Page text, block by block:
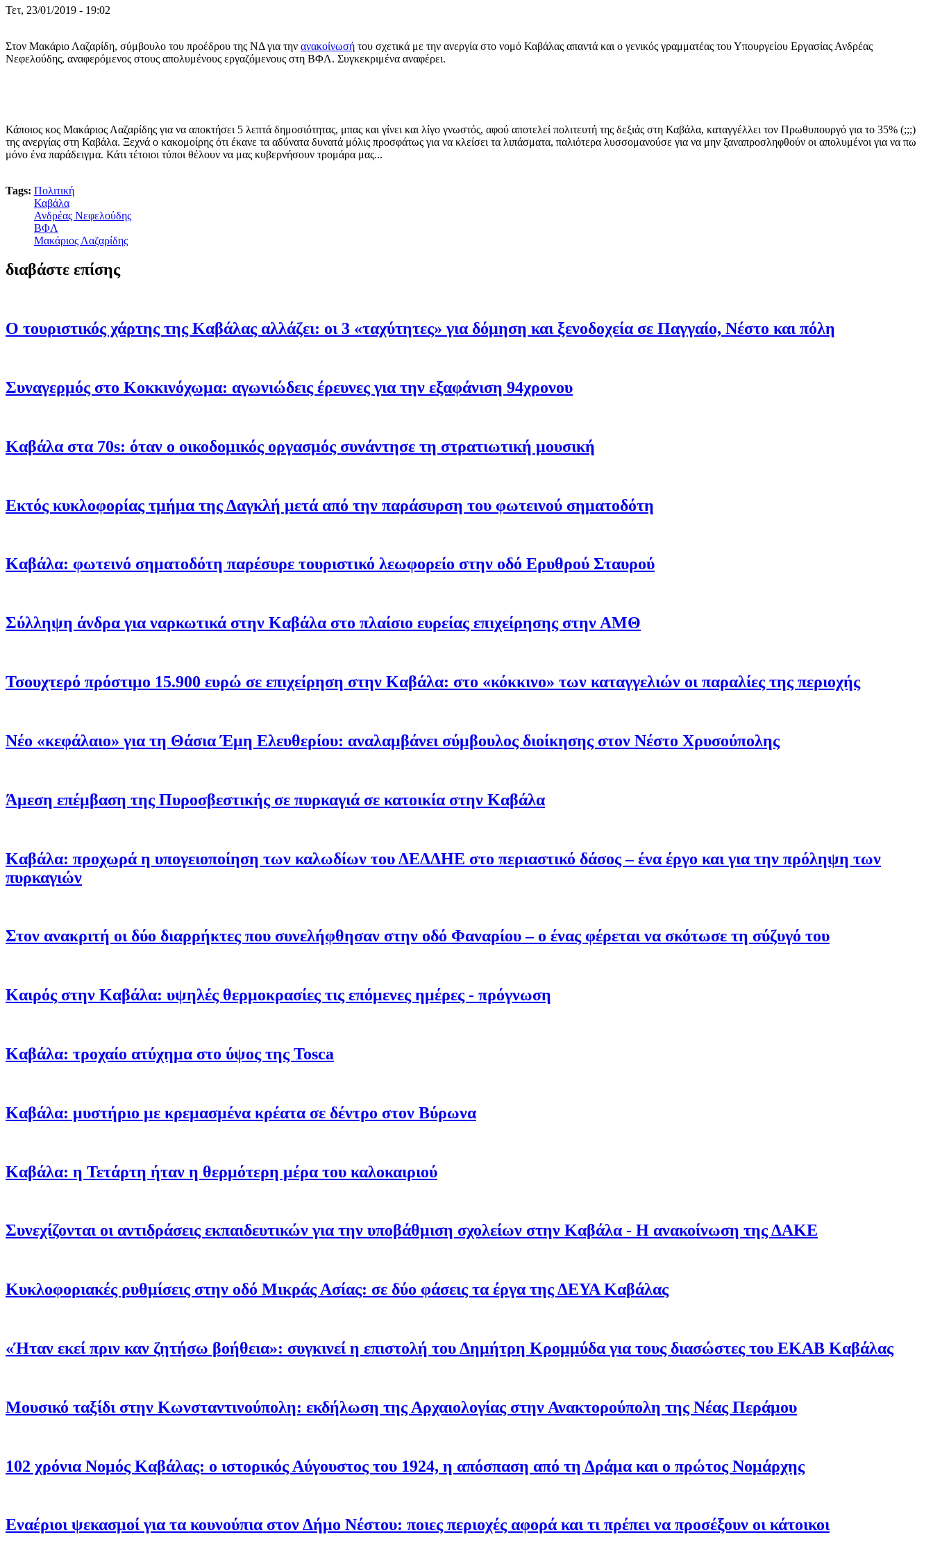
Τετ, 23/01/2019 - 19:02
Στον Μακάριο Λαζαρίδη, σύμβουλο του προέδρου της ΝΔ για την ανακοίνωσή του σχετικά με την ανεργία στο νομό Καβάλας απαντά και ο γενικός γραμματέας του Υπουργείου Εργασίας Ανδρέας
Νεφελούδης, αναφερόμενος στους απολυμένους εργαζόμενους στη ΒΦΛ. Συγκεκριμένα αναφέρει.
Κάποιος κος Μακάριος Λαζαρίδης για να αποκτήσει 5 λεπτά δημοσιότητας, μπας και γίνει και λίγο γνωστός, αφού αποτελεί πολιτευτή της δεξιάς στη Καβάλα, καταγγέλλει τον Πρωθυπουργό για το 35% (;;;)
της ανεργίας στη Καβάλα. Ξεχνά ο κακομοίρης ότι έκανε τα αδύνατα δυνατά μόλις προσφάτως για να κλείσει τα λιπάσματα, παλιότερα λυσσομανούσε για να μην ξαναπροσληφθούν οι απολυμένοι για να πω
μόνο ένα παράδειγμα. Κάτι τέτοιοι τύποι θέλουν να μας κυβερνήσουν τρομάρα μας...
Tags: Πολιτική
Καβάλα
Ανδρέας Νεφελούδης
ΒΦΛ
Μακάριος Λαζαρίδης
διαβάστε επίσης
Ο τουριστικός χάρτης της Καβάλας αλλάζει: oι 3 «ταχύτητες» για δόμηση και ξενοδοχεία σε Παγγαίο, Νέστο και πόλη
Συναγερμός στο Κοκκινόχωμα: αγωνιώδεις έρευνες για την εξαφάνιση 94χρονου
Καβάλα στα 70s: όταν ο οικοδομικός οργασμός συνάντησε τη στρατιωτική μουσική
Εκτός κυκλοφορίας τμήμα της Δαγκλή μετά από την παράσυρση του φωτεινού σηματοδότη
Καβάλα: φωτεινό σηματοδότη παρέσυρε τουριστικό λεωφορείο στην οδό Ερυθρού Σταυρού
Σύλληψη άνδρα για ναρκωτικά στην Καβάλα στο πλαίσιο ευρείας επιχείρησης στην ΑΜΘ
Τσουχτερό πρόστιμο 15.900 ευρώ σε επιχείρηση στην Καβάλα: στο «κόκκινο» των καταγγελιών οι παραλίες της περιοχής
Νέο «κεφάλαιο» για τη Θάσια Έμη Ελευθερίου: αναλαμβάνει σύμβουλος διοίκησης στον Νέστο Χρυσούπολης
Άμεση επέμβαση της Πυροσβεστικής σε πυρκαγιά σε κατοικία στην Καβάλα
Καβάλα: προχωρά η υπογειοποίηση των καλωδίων του ΔΕΔΔΗΕ στο περιαστικό δάσος – ένα έργο και για την πρόληψη των
πυρκαγιών
Στον ανακριτή οι δύο διαρρήκτες που συνελήφθησαν στην οδό Φαναρίου – ο ένας φέρεται να σκότωσε τη σύζυγό του
Καιρός στην Καβάλα: υψηλές θερμοκρασίες τις επόμενες ημέρες - πρόγνωση
Καβάλα: τροχαίο ατύχημα στο ύψος της Tosca
Καβάλα: μυστήριο με κρεμασμένα κρέατα σε δέντρο στον Βύρωνα
Καβάλα: η Τετάρτη ήταν η θερμότερη μέρα του καλοκαιριού
Συνεχίζονται οι αντιδράσεις εκπαιδευτικών για την υποβάθμιση σχολείων στην Καβάλα - Η ανακοίνωση της ΔΑΚΕ
Κυκλοφοριακές ρυθμίσεις στην οδό Μικράς Ασίας: σε δύο φάσεις τα έργα της ΔΕΥΑ Καβάλας
«Ήταν εκεί πριν καν ζητήσω βοήθεια»: συγκινεί η επιστολή του Δημήτρη Κρομμύδα για τους διασώστες του ΕΚΑΒ Καβάλας
Μουσικό ταξίδι στην Κωνσταντινούπολη: εκδήλωση της Αρχαιολογίας στην Ανακτορούπολη της Νέας Περάμου
102 χρόνια Νομός Καβάλας: ο ιστορικός Αύγουστος του 1924, η απόσπαση από τη Δράμα και ο πρώτος Νομάρχης
Εναέριοι ψεκασμοί για τα κουνούπια στον Δήμο Νέστου: ποιες περιοχές αφορά και τι πρέπει να προσέξουν οι κάτοικοι